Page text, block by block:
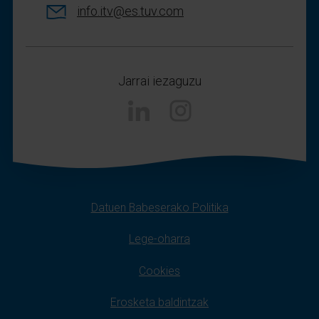
info.itv@es.tuv.com
Jarrai iezaguzu
Datuen Babeserako Politika
Lege-oharra
Cookies
Erosketa baldintzak